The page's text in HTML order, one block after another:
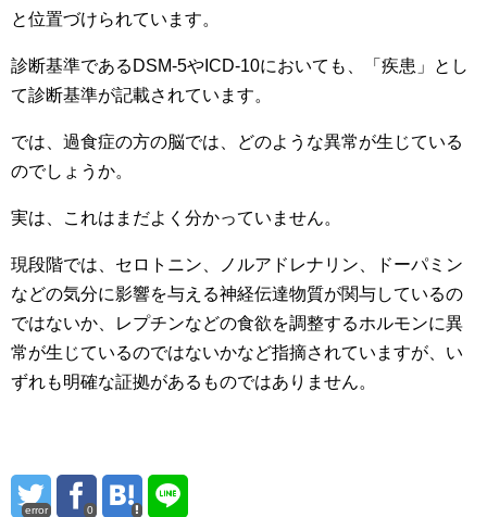
と位置づけられています。
診断基準であるDSM-5やICD-10においても、「疾患」とし
て診断基準が記載されています。
では、過食症の方の脳では、どのような異常が生じている
のでしょうか。
実は、これはまだよく分かっていません。
現段階では、セロトニン、ノルアドレナリン、ドーパミン
などの気分に影響を与える神経伝達物質が関与しているの
ではないか、レプチンなどの食欲を調整するホルモンに異
常が生じているのではないかなど指摘されていますが、い
ずれも明確な証拠があるものではありません。
error 0